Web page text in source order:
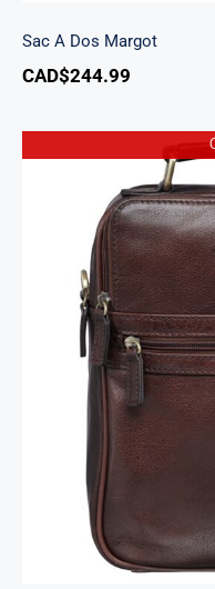
Sac A Dos Margot
CAD$244.99
Grand